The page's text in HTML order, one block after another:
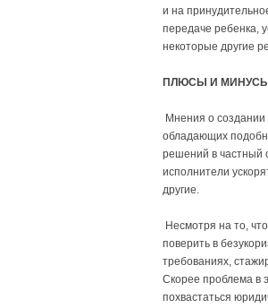
и на
передаче ребенка,
некоторые другие
ПЛЮСЫ И МИНУСЫ
Мнения о создании
обладающих
решений в частный
исполнители
другие.
Несмотря на то,
поверить в
требованиях,
Скорее проблема в
похвастаться